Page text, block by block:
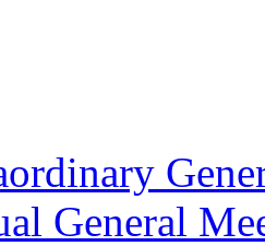
General